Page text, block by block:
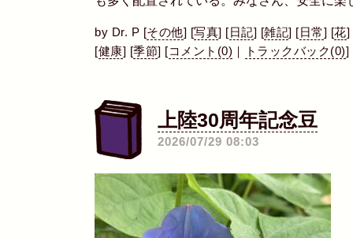
by Dr. P [その他] [写真] [ 日記] [雑記] [ 日常] [花]
[健康] [季節] [コメント(0) トラックバック(0)]
上陸30周年記念豆
2026/07/29 08:03